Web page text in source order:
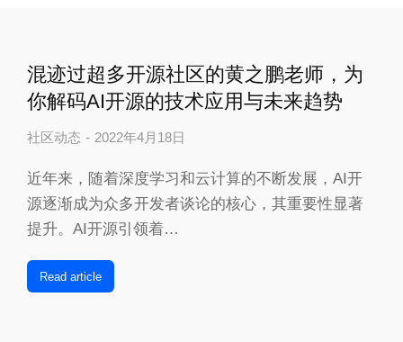
混迹过超多开源社区的黄之鹏老师，为
你解码AI开源的技术应用与未来趋势
社区动态 2022年4月18日
近年来，随着深度学习和云计算的不断发展，AI开
源逐渐成为众多开发者谈论的核心，其重要性显著
提升。AI开源引领着…
Read article